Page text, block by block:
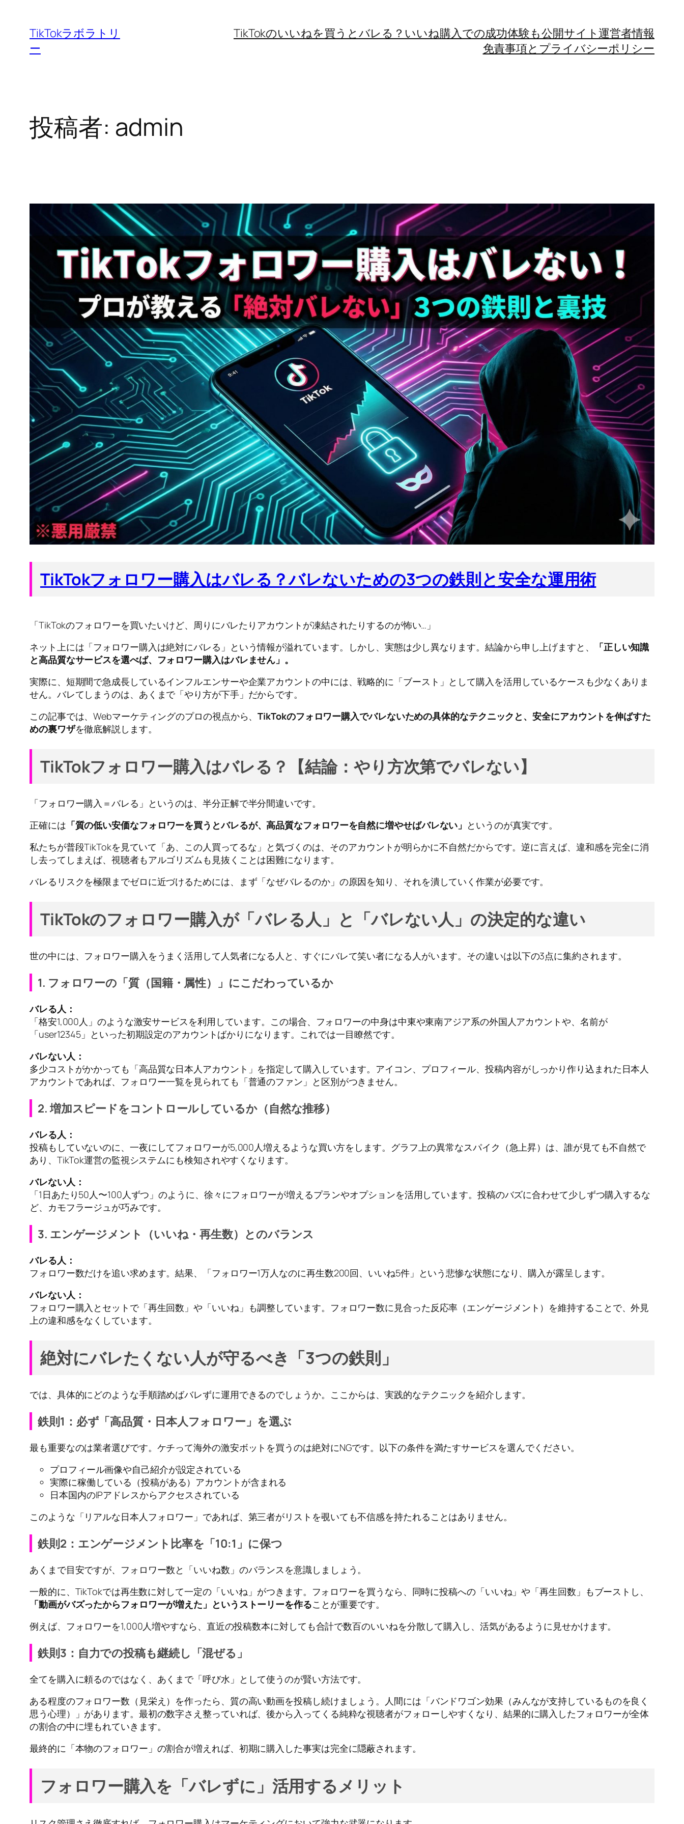
TikTokラボラトリ
ー
TikTokのいいねを買うとバレる？いいね購入での成功体験も公開サイト運営者情報
免責事項とプライバシーポリシー
投稿者: admin
TikTokフォロワー購入はバレる？バレないための3つの鉄則と安全な運用術
「TikTokのフォロワーを買いたいけど、周りにバレたりアカウントが凍結されたりするのが怖い…」
ネット上には「フォロワー購入は絶対にバレる」という情報が溢れています。しかし、実態は少し異なります。結論から申し上げますと、
「正しい知識
と高品質なサービスを選べば、フォロワー購入はバレません」。
実際に、短期間で急成長しているインフルエンサーや企業アカウントの中には、戦略的に「ブースト」として購入を活用しているケースも少なくありま
せん。バレてしまうのは、あくまで「やり方が下手」だからです。
この記事では、Webマーケティングのプロの視点から、TikTokのフォロワー購入でバレないための具体的なテクニックと、安全にアカウントを伸ばすた
めの裏ワザを徹底解説します。
TikTokフォロワー購入はバレる？【結論：やり方次第でバレない】
「フォロワー購入＝バレる」というのは、半分正解で半分間違いです。
正確には 「質の低い安価なフォロワーを買うとバレるが、高品質なフォロワーを自然に増やせばバレない」 というのが真実です。
私たちが普段TikTokを見ていて「あ、この人買ってるな」と気づくのは、そのアカウントが明らかに不自然だからです。逆に言えば、違和感を完全に消
し去ってしまえば、視聴者もアルゴリズムも見抜くことは困難になります。
バレるリスクを極限までゼロに近づけるためには、まず「なぜバレるのか」の原因を知り、それを潰していく作業が必要です。
TikTokのフォロワー購入が「バレる人」と「バレない人」の決定的な違い
世の中には、フォロワー購入をうまく活用して人気者になる人と、すぐにバレて笑い者になる人がいます。その違いは以下の3点に集約されます。
1. フォロワーの「質（国籍・属性）」にこだわっているか
バレる人：
「格安1,000人」のような激安サービスを利用しています。この場合、フォロワーの中身は中東や東南アジア系の外国人アカウントや、名前が
「user12345」といった初期設定のアカウントばかりになります。これでは一目瞭然です。
バレない人：
多少コストがかかっても「高品質な日本人アカウント」を指定して購入しています。アイコン、プロフィール、投稿内容がしっかり作り込まれた日本人
アカウントであれば、フォロワー一覧を見られても「普通のファン」と区別がつきません。
2. 増加スピードをコントロールしているか（自然な推移）
バレる人：
投稿もしていないのに、一夜にしてフォロワーが5,000人増えるような買い方をします。グラフ上の異常なスパイク（急上昇）は、誰が見ても不自然で
あり、TikTok運営の監視システムにも検知されやすくなります。
バレない人：
「1日あたり50人〜100人ずつ」のように、徐々にフォロワーが増えるプランやオプションを活用しています。投稿のバズに合わせて少しずつ購入するな
ど、カモフラージュが巧みです。
3. エンゲージメント（いいね・再生数）とのバランス
バレる人：
フォロワー数だけを追い求めます。結果、「フォロワー1万人なのに再生数200回、いいね5件」という悲惨な状態になり、購入が露呈します。
バレない人：
フォロワー購入とセットで「再生回数」や「いいね」も調整しています。フォロワー数に見合った反応率（エンゲージメント）を維持することで、外見
上の違和感をなくしています。
絶対にバレたくない人が守るべき「3つの鉄則」
では、具体的にどのような手順踏めばバレずに運用できるのでしょうか。ここからは、実践的なテクニックを紹介します。
鉄則1：必ず「高品質・日本人フォロワー」を選ぶ
最も重要なのは業者選びです。ケチって海外の激安ボットを買うのは絶対にNGです。以下の条件を満たすサービスを選んでください。
プロフィール画像や自己紹介が設定されている
実際に稼働している（投稿がある）アカウントが含まれる
日本国内のIPアドレスからアクセスされている
このような「リアルな日本人フォロワー」であれば、第三者がリストを覗いても不信感を持たれることはありません。
鉄則2：エンゲージメント比率を「10:1」に保つ
あくまで目安ですが、フォロワー数と「いいね数」のバランスを意識しましょう。
一般的に、TikTokでは再生数に対して一定の「いいね」がつきます。フォロワーを買うなら、同時に投稿への「いいね」や「再生回数」もブーストし、
「動画がバズったからフォロワーが増えた」というストーリーを作ることが重要です。
例えば、フォロワーを1,000人増やすなら、直近の投稿数本に対しても合計で数百のいいねを分散して購入し、活気があるように見せかけます。
鉄則3：自力での投稿も継続し「混ぜる」
全てを購入に頼るのではなく、あくまで「呼び水」として使うのが賢い方法です。
ある程度のフォロワー数（見栄え）を作ったら、質の高い動画を投稿し続けましょう。人間には「バンドワゴン効果（みんなが支持しているものを良く
思う心理）」があります。最初の数字さえ整っていれば、後から入ってくる純粋な視聴者がフォローしやすくなり、結果的に購入したフォロワーが全体
の割合の中に埋もれていきます。
最終的に「本物のフォロワー」の割合が増えれば、初期に購入した事実は完全に隠蔽されます。
フォロワー購入を「バレずに」活用するメリット